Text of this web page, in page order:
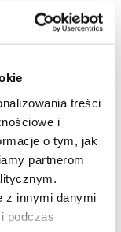
treści
i
o tym, jak
partnerom
z innymi danymi
podczas
tego